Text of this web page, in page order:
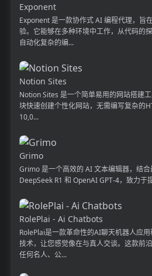
Exponent
Exponent 是一款协作式 AI 编程代理，旨
验。它能够在多种环境中工作，从代码的
自动化复杂的编...
Notion Sites
Notion Sites 是一个简单易用的网站搭建
块快速创建个性化网站，无需编写复杂的
10,0...
Grimo
Grimo 是一个高效的 AI 文本编辑器，结
DeepSeek R1 和 OpenAI GPT-4，致力于
RolePlai - Ai Chatbots
RolePlai是一款革命性的AI聊天机器人应
技术，让您感觉像在与真人交谈。这款前
任何名人、公...